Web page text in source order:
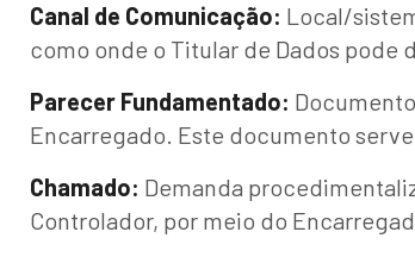
Canal de Comunicação: Local/
como onde o Titular de Dados pode
Parecer Fundamentado:
Encarregado. Este documento
Chamado: Demanda
Controlador, por meio do